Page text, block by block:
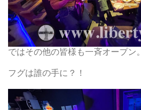
ではその他の皆様も一斉オープン。
フグは誰の手に？！